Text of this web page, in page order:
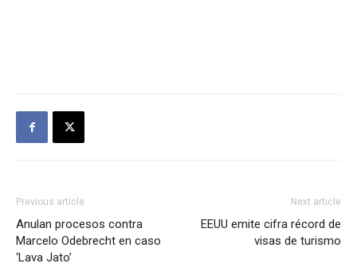
Previous article
Anulan procesos contra
Marcelo Odebrecht en caso
‘Lava Jato’
Next article
EEUU emite cifra récord de
visas de turismo